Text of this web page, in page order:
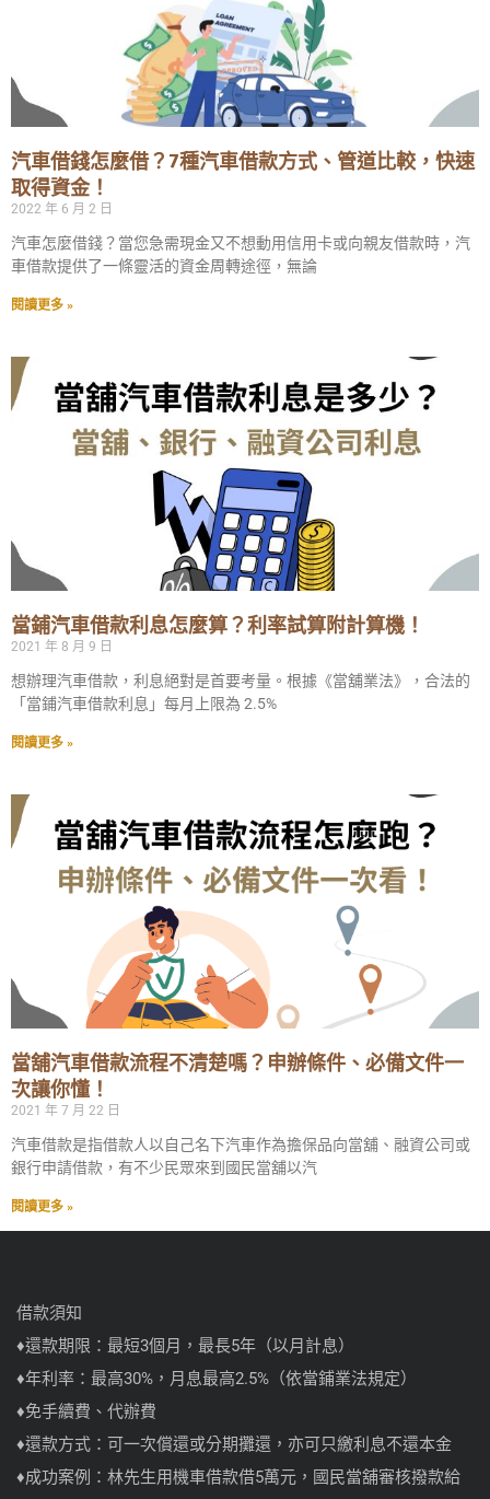
汽車借錢怎麼借？7種汽車借款方式、管道比較，快速
取得資金！
2022 年 6 月 2 日
汽車怎麼借錢？當您急需現金又不想動用信用卡或向親友借款時，汽
車借款提供了一條靈活的資金周轉途徑，無論
閱讀更多 »
當鋪汽車借款利息怎麼算？利率試算附計算機！
2021 年 8 月 9 日
想辦理汽車借款，利息絕對是首要考量。根據《當舖業法》，合法的
「當鋪汽車借款利息」每月上限為 2.5%
閱讀更多 »
當舖汽車借款流程不清楚嗎？申辦條件、必備文件一
次讓你懂！
2021 年 7 月 22 日
汽車借款是指借款人以自己名下汽車作為擔保品向當舖、融資公司或
銀行申請借款，有不少民眾來到國民當舖以汽
閱讀更多 »
借款須知
♦還款期限：最短3個月，最長5年（以月計息）
♦年利率：最高30%，月息最高2.5%（依當鋪業法規定）
♦免手續費、代辦費
♦還款方式：可一次償還或分期攤還，亦可只繳利息不還本金
♦成功案例：林先生用機車借款借5萬元，國民當舖審核撥款給